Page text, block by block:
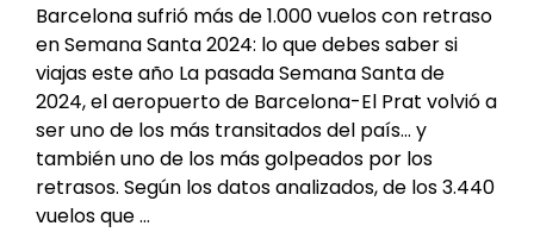
Barcelona sufrió más de 1.000 vuelos con retraso
en Semana Santa 2024: lo que debes saber si
viajas este año La pasada Semana Santa de
2024, el aeropuerto de Barcelona-El Prat volvió a
ser uno de los más transitados del país… y
también uno de los más golpeados por los
retrasos. Según los datos analizados, de los 3.440
vuelos que …